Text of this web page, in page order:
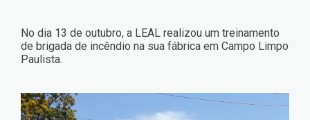
No dia 13 de outubro, a LEAL realizou um treinamento
de brigada de incêndio na sua fábrica em Campo Limpo
Paulista.